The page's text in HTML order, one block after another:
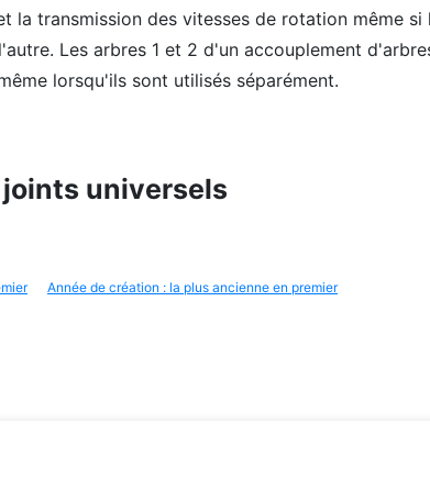
la transmission des vitesses de rotation même si
Les arbres 1 et 2 d'un accouplement
lorsqu'ils sont utilisés séparément.
universels
Année de création : la plus ancienne en premier